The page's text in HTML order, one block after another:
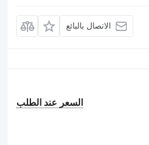
الاتصال بالبائع
السعر عند الطلب